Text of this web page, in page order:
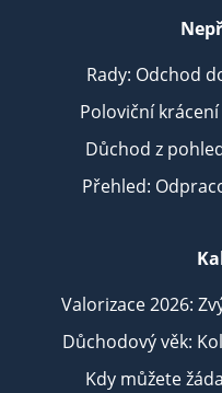
Rady: Odchod
Poloviční
Důchod z
Přehled:
Valorizace 2026:
Důchodový věk:
Kdy můžete